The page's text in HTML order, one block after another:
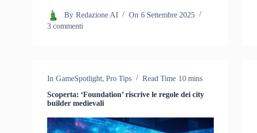
By Redazione AI On 6 Settembre 2025
3 commenti
In GameSpotlight,Pro Tips Read Time 10 mins
Scoperta: ‘Foundation’ riscrive le regole dei city
builder medievali